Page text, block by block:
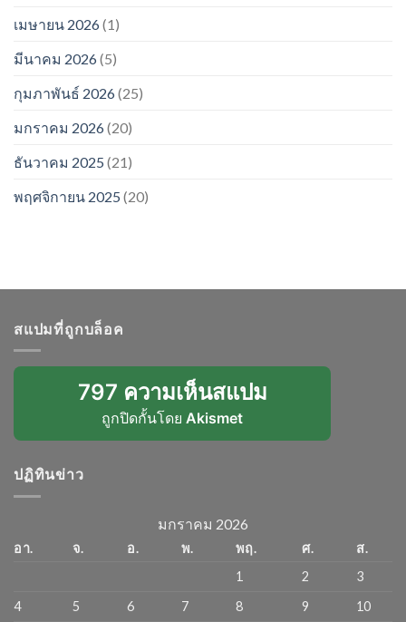
เมษายน 2026(1)
มีนาคม 2026(5)
กุมภาพันธ์ 2026(25)
มกราคม 2026(20)
ธันวาคม 2025 (21)
พฤศจิกายน 2025 (20)
สแปมที่ถูกบล็อค
797 ความเห็นสแปม
ถูกปิดกั้นโดย Akismet
ปฏิทินข่าว
มกราคม 2026
อา. จ. อ. พ. พฤ. ศ.
ส.
1
2
3
4
5 6 7 8 9
10